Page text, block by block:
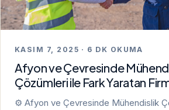
KASIM 7, 2025 · 6 DK OKUMA
Afyon ve Çevresinde
Çözümleri ile Fark Yaratan
⚙️ Afyon ve Çevresinde Mühendislik